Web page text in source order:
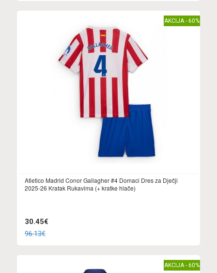
AKCIJA - 60%
Atletico Madrid Conor Gallagher #4 Domaci Dres za Dječji
2025-26 Kratak Rukavima (+ kratke hlače)
30.45€
96.13€
AKCIJA - 60%